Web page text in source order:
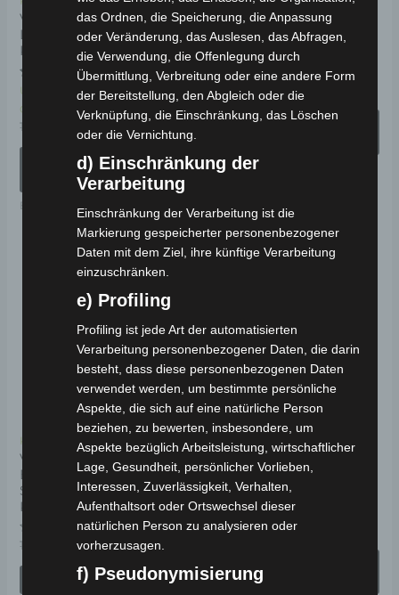
VOLTA APT4 ELEKTRO-
LASTENDREIRAD 25
KM/H
Bewertet
5.00
Ungeprüfte
Gesamtbewertungen
1.990,00 1.690,00€
AUSFÜHRUNG
WÄHLEN
können
auf
der
Produktseite
gewählt
werden
Elektro-Fahrzeuge
VOLTA APM5 ELEKTRO-
SENIORENMOBIL 25
KM/H
mit
von
1.690,00 1.521,00
AUSFÜHRUNG
Elektro-Fahrzeuge
Kostenloser Versand
Angebot!
VOLTA VM4 NEO
ELEKTRO-
SENIORENMOBIL 25
KM/H
Bewertet
mit
0
1.590,00 €
Ursprünglicher
Preis
1.590,00 €
1.431,00€
Aktueller
Preis
1.431,00 €.
*
IN DEN WARENKORB
Kostenloser Versand
VOLTA APM2 ELEKTRO-
SENIORENMOBIL 25
KM/H
Bewertet
5
ab1.251,00 € *
WÄHLEN
das Ordnen, die Speicherung, die Anpassung
oder Veränderung, das Auslesen, das Abfragen,
die Verwendung, die Offenlegung durch
Übermittlung, Verbreitung oder eine andere Form
der Bereitstellung, den Abgleich oder die
Verknüpfung, die Einschränkung, das Löschen
oder die Vernichtung.
d) Einschränkung der
Verarbeitung
Einschränkung der Verarbeitung ist die
Markierung gespeicherter personenbezogener
Daten mit dem Ziel, ihre künftige Verarbeitung
einzuschränken.
e) Profiling
Profiling ist jede Art der automatisierten
Verarbeitung personenbezogener Daten, die darin
besteht, dass diese personenbezogenen Daten
verwendet werden, um bestimmte persönliche
Aspekte, die sich auf eine natürliche Person
beziehen, zu bewerten, insbesondere, um
Aspekte bezüglich Arbeitsleistung, wirtschaftlicher
Lage, Gesundheit, persönlicher Vorlieben,
Interessen, Zuverlässigkeit, Verhalten,
Aufenthaltsort oder Ortswechsel dieser
natürlichen Person zu analysieren oder
vorherzusagen.
f) Pseudonymisierung